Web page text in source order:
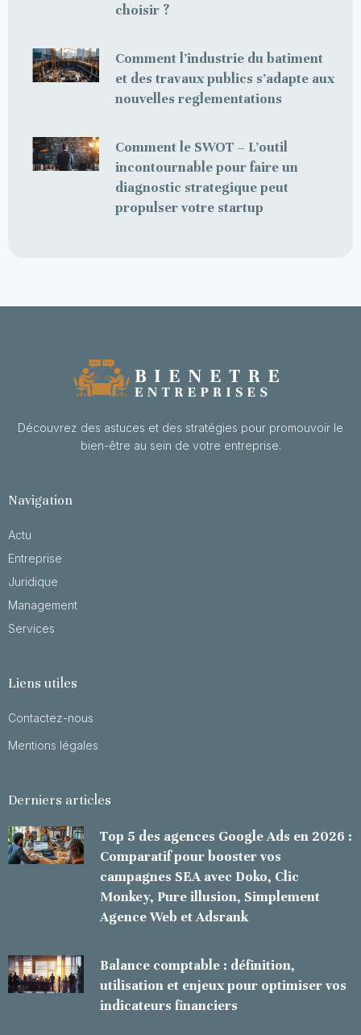
choisir ?
Comment l’industrie du batiment
et des travaux publics s’adapte aux
nouvelles reglementations
Comment le SWOT – L’outil
incontournable pour faire un
diagnostic strategique peut
propulser votre startup
Découvrez des astuces et des stratégies pour promouvoir le
bien-être au sein de votre entreprise.
Navigation
Actu
Entreprise
Juridique
Management
Services
Liens utiles
Contactez-nous
Mentions légales
Derniers articles
Top 5 des agences Google Ads en 2026 :
Comparatif pour booster vos
campagnes SEA avec Doko, Clic
Monkey, Pure illusion, Simplement
Agence Web et Adsrank
Balance comptable : définition,
utilisation et enjeux pour optimiser vos
indicateurs financiers